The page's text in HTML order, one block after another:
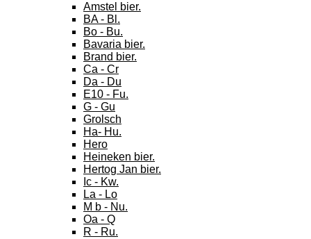
Amstel bier.
BA - Bl.
Bo - Bu.
Bavaria bier.
Brand bier.
Ca - Cr
Da - Du
E10 - Fu.
G - Gu
Grolsch
Ha- Hu.
Hero
Heineken bier.
Hertog Jan bier.
Ic - Kw.
La - Lo
M b - Nu.
Oa - Q
R - Ru.